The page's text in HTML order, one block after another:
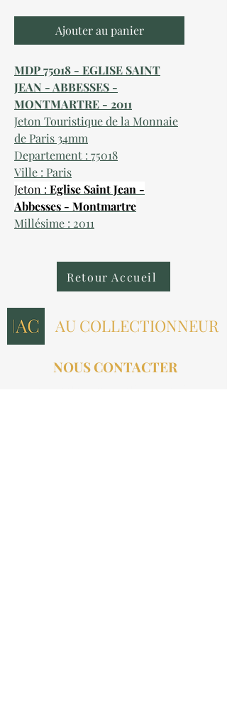
Ajouter au panier
MDP 75018 - EGLISE SAINT
JEAN - ABBESSES -
MONTMARTRE - 2011
Jeton Touristique de la Monnaie
de Paris 34mm
Departement : 75018
Ville : Paris
Jeton : Eglise Saint Jean -
Abbesses - Montmartre
Millésime : 2011
Retour Accueil
AU COLLECTIONNEUR
NOUS CONTACTER